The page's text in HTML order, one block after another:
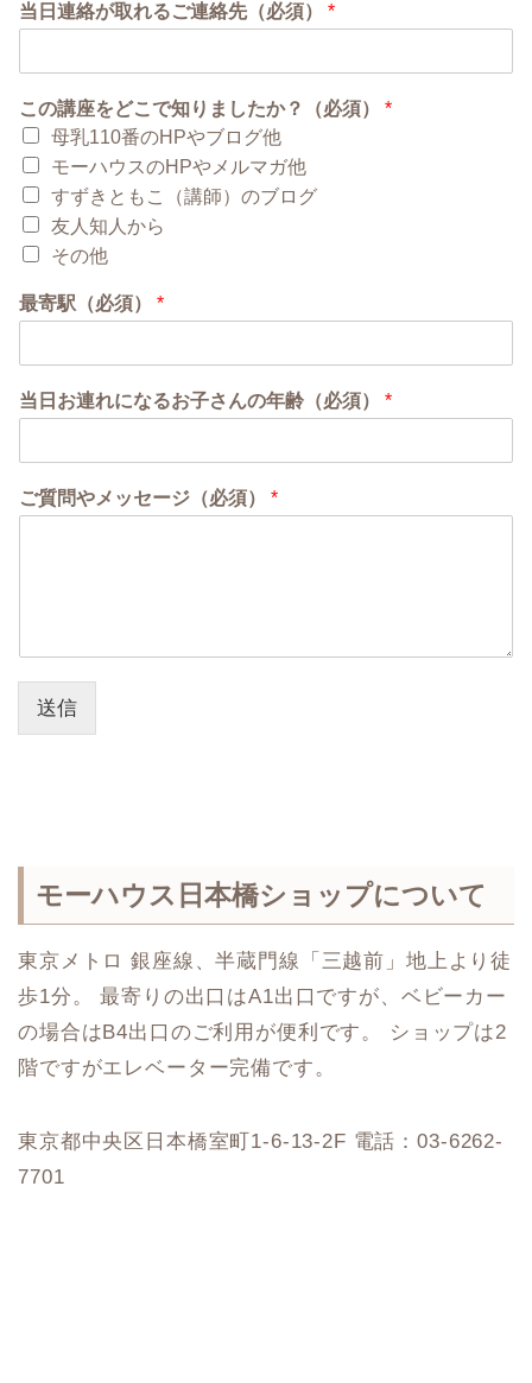
当日連絡が取れるご連絡先（必須） *
この講座をどこで知りましたか？（必須） *
母乳110番のHPやブログ他
モーハウスのHPやメルマガ他
すずきともこ（講師）のブログ
友人知人から
その他
最寄駅（必須） *
当日お連れになるお子さんの年齢（必須） *
ご質問やメッセージ（必須） *
送信
モーハウス日本橋ショップについて
東京メトロ 銀座線、半蔵門線「三越前」地上より徒
歩1分。 最寄りの出口はA1出口ですが、ベビーカー
の場合はB4出口のご利用が便利です。 ショップは2
階ですがエレベーター完備です。
東京都中央区日本橋室町1-6-13-2F 電話：03-6262-
7701